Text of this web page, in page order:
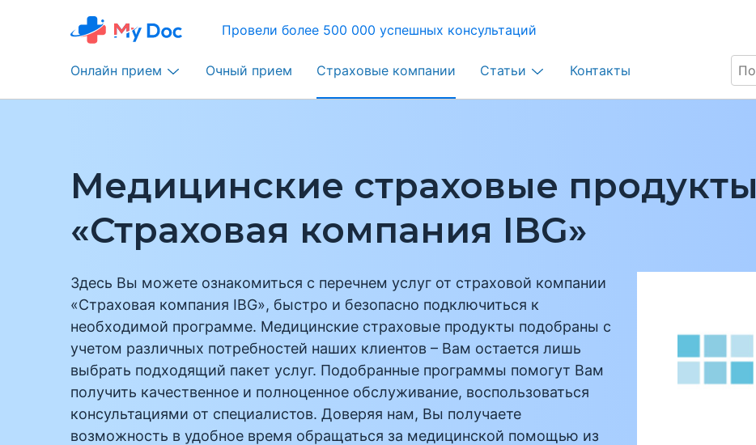
Провели более 500 000 успешных консультаций
Онлайн прием Очный прием Страховые компании Статьи Контакты
Медицинские страховые продукты
«Страховая компания IBG»
Здесь Вы можете ознакомиться с перечнем услуг от страховой компании
«Страховая компания IBG», быстро и безопасно подключиться к
необходимой программе. Медицинские страховые продукты подобраны с
учетом различных потребностей наших клиентов – Вам остается лишь
выбрать подходящий пакет услуг. Подобранные программы помогут Вам
получить качественное и полноценное обслуживание, воспользоваться
консультациями от специалистов. Доверяя нам, Вы получаете
возможность в удобное время обращаться за медицинской помощью из